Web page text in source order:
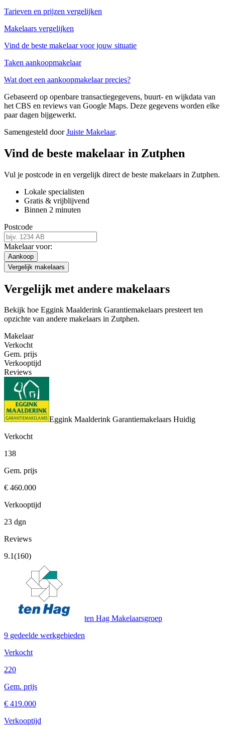
Tarieven en prijzen vergelijken
Makelaars vergelijken
Vind de beste makelaar voor jouw situatie
Taken aankoopmakelaar
Wat doet een aankoopmakelaar precies?
Gebaseerd op openbare transactiegegevens, buurt- en wijkdata van
het CBS en reviews van Google Maps. Deze gegevens worden elke
paar dagen bijgewerkt.
Samengesteld doorJuiste Makelaar.
Vind de beste makelaar in Zutphen
Vul je postcode in en vergelijk direct de beste makelaars in Zutphen.
Lokale specialisten
Gratis & vrijblijvend
Binnen 2 minuten
Postcode
Makelaar voor:
Aankoop
Vergelijk makelaars
Vergelijk met andere makelaars
Bekijk hoe Eggink Maalderink Garantiemakelaars presteert ten
opzichte van andere makelaars in Zutphen.
Makelaar
Verkocht
Gem. prijs
Verkooptijd
Reviews
Eggink Maalderink Garantiemakelaars Huidig
Verkocht
138
Gem. prijs
€ 460.000
Verkooptijd
23 dgn
Reviews
9.1(160)
ten Hag Makelaarsgroep
9 gedeelde werkgebieden
Verkocht
220
Gem. prijs
€ 419.000
Verkooptijd